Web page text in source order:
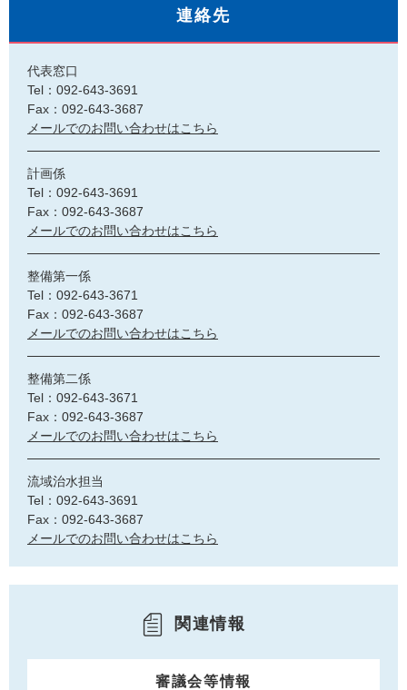
連絡先
代表窓口
Tel：092-643-3691
Fax：092-643-3687
メールでのお問い合わせはこちら
計画係
Tel：092-643-3691
Fax：092-643-3687
メールでのお問い合わせはこちら
整備第一係
Tel：092-643-3671
Fax：092-643-3687
メールでのお問い合わせはこちら
整備第二係
Tel：092-643-3671
Fax：092-643-3687
メールでのお問い合わせはこちら
流域治水担当
Tel：092-643-3691
Fax：092-643-3687
メールでのお問い合わせはこちら
関連情報
審議会等情報